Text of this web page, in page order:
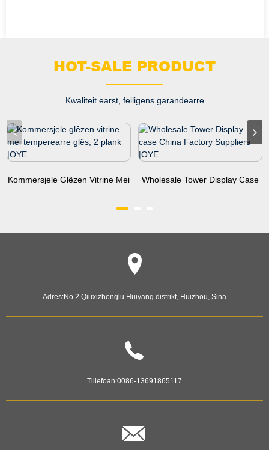
HOT-SALE PRODUCT
Kwaliteit earst, feiligens garandearre
Kommersjele Glêzen Vitrine Mei
Wholesale Tower Display Case
Adres:No.2 Qiuxizhonglu Huiyang distrikt, Huizhou, Sina
Tillefoan:0086-13691865117